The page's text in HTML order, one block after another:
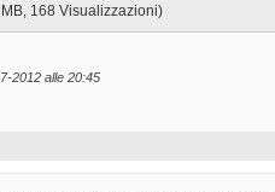
168 Visualizzazioni)
2012 alle 20:45